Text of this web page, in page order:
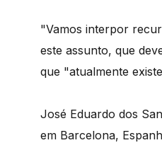
"Vamos interpor
este assunto, que
que "atualmente
José Eduardo dos
em Barcelona,